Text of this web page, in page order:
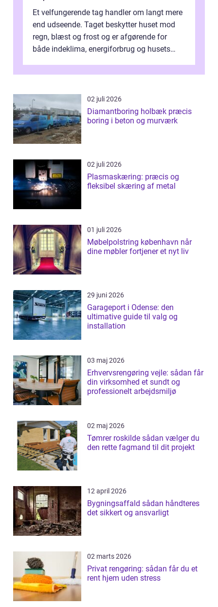
Et velfungerende tag handler om langt mere
end udseende. Taget beskytter huset mod
regn, blæst og frost og er afgørende for
både indeklima, energiforbrug og husets
02 juli 2026
Diamantboring holbæk præcis
boring i beton og murværk
02 juli 2026
Plasmaskæring: præcis og
fleksibel skæring af metal
01 juli 2026
Møbelpolstring københavn når
dine møbler fortjener et nyt liv
29 juni 2026
Garageport i Odense: den
ultimative guide til valg og
installation
03 maj 2026
Erhvervsrengøring vejle: sådan får
din virksomhed et sundt og
professionelt arbejdsmiljø
02 maj 2026
Tømrer roskilde sådan vælger du
den rette fagmand til dit projekt
12 april 2026
Bygningsaffald sådan håndteres
det sikkert og ansvarligt
02 marts 2026
Privat rengøring: sådan får du et
rent hjem uden stress